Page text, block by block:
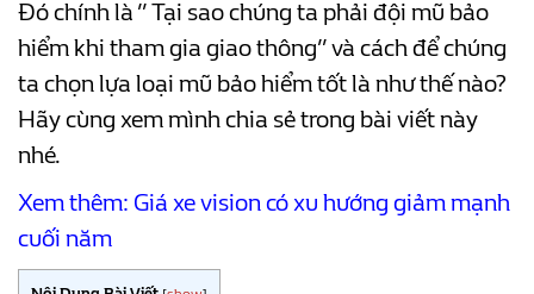
Đó chính là ” Tại sao chúng ta phải đội mũ bảo
hiểm khi tham gia giao thông” và cách để chúng
ta chọn lựa loại mũ bảo hiểm tốt là như thế nào?
Hãy cùng xem mình chia sẻ trong bài viết này
nhé.
Xem thêm: Giá xe vision có xu hướng giảm mạnh
cuối năm